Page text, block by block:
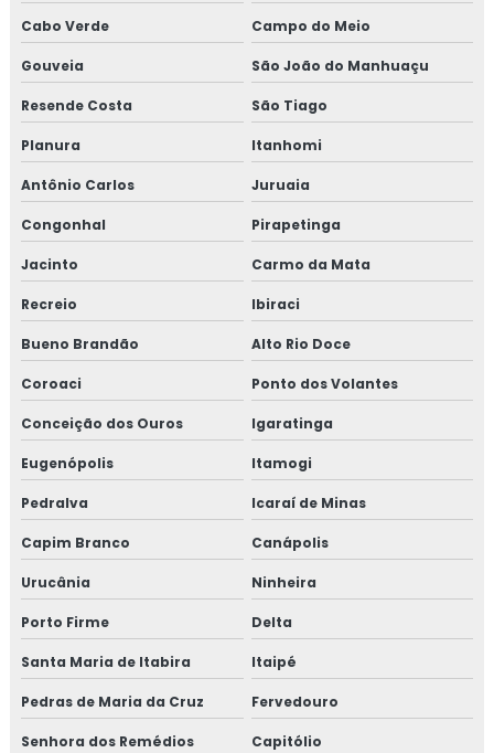
Cabo Verde Campo do Meio
Gouveia São João do Manhuaçu
Resende Costa São Tiago
Planura Itanhomi
Antônio Carlos Juruaia
Congonhal Pirapetinga
Jacinto Carmo da Mata
Recreio Ibiraci
Bueno Brandão Alto Rio Doce
Coroaci Ponto dos Volantes
Conceição dos Ouros Igaratinga
Eugenópolis Itamogi
Pedralva Icaraí de Minas
Capim Branco Canápolis
Urucânia Ninheira
Porto Firme Delta
Santa Maria de Itabira Itaipé
Pedras de Maria da Cruz Fervedouro
Senhora dos Remédios Capitólio